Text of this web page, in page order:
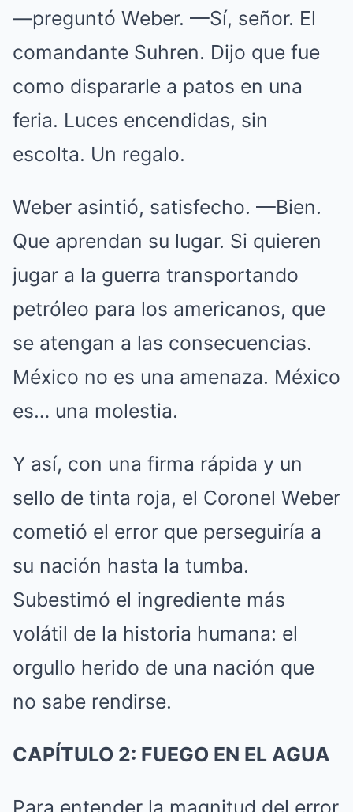
—preguntó Weber. —Sí, señor. El
comandante Suhren. Dijo que fue
como dispararle a patos en una
feria. Luces encendidas, sin
escolta. Un regalo.
Weber asintió, satisfecho. —Bien.
Que aprendan su lugar. Si quieren
jugar a la guerra transportando
petróleo para los americanos, que
se atengan a las consecuencias.
México no es una amenaza. México
es… una molestia.
Y así, con una firma rápida y un
sello de tinta roja, el Coronel Weber
cometió el error que perseguiría a
su nación hasta la tumba.
Subestimó el ingrediente más
volátil de la historia humana: el
orgullo herido de una nación que
no sabe rendirse.
CAPÍTULO 2: FUEGO EN EL AGUA
Para entender la magnitud del error